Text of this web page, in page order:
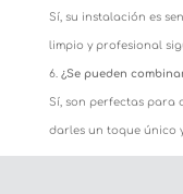
Sí, su instalación es
limpio y profesional
¿Se pueden
Sí, son perfectas para
darles un toque único